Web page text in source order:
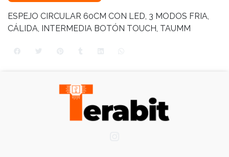
ESPEJO CIRCULAR 60CM CON LED, 3 MODOS FRIA,
CÁLIDA, INTERMEDIA BOTÓN TOUCH, TAUMM